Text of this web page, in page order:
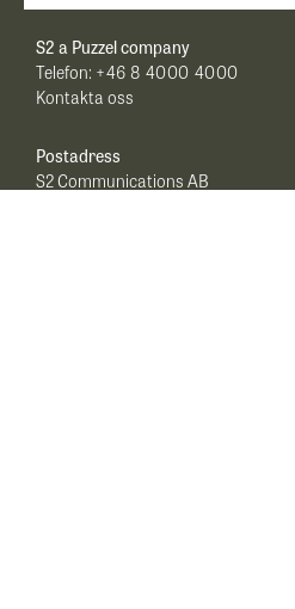
S2 a Puzzel company
Telefon: +46 8 4000 4000
Kontakta oss
Postadress
S2 Communications AB